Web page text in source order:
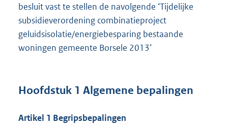
besluit vast te stellen de navolgende ‘Tijdelijke
subsidieverordening combinatieproject
geluidsisolatie/energiebesparing bestaande
woningen gemeente Borsele 2013’
Hoofdstuk 1 Algemene bepalingen
Artikel 1 Begripsbepalingen